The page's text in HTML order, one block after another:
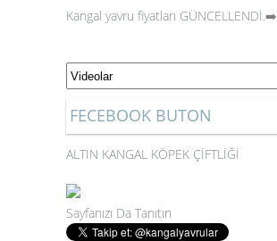
Kangal yavru fiyatları GÜNCELLENDİ.➡️
FECEBOOK BUTON
ALTIN KANGAL KÖPEK ÇİFTLİĞİ
Sayfanızı Da Tanıtın